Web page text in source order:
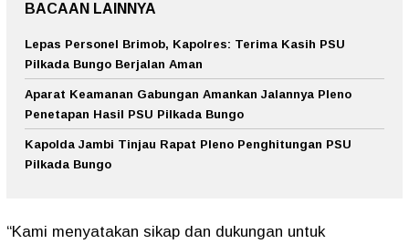
BACAAN LAINNYA
Lepas Personel Brimob, Kapolres: Terima Kasih PSU
Pilkada Bungo Berjalan Aman
Aparat Keamanan Gabungan Amankan Jalannya Pleno
Penetapan Hasil PSU Pilkada Bungo
Kapolda Jambi Tinjau Rapat Pleno Penghitungan PSU
Pilkada Bungo
“Kami menyatakan sikap dan dukungan untuk